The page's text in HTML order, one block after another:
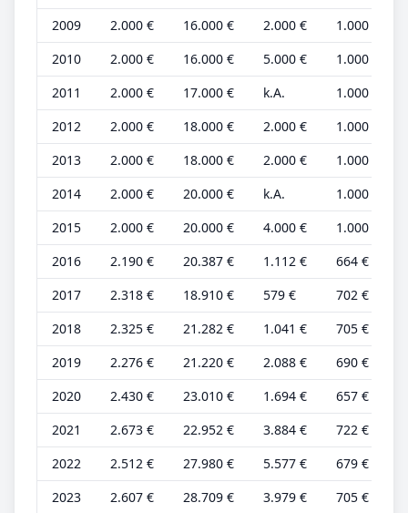
2009
2.000 € 16.000 € 2.000 €
1.000 €
2010
2.000 € 16.000 € 5.000 €
1.000 €
2011
2.000 € 17.000 € k.A.
1.000 €
2012
2.000 € 18.000 € 2.000 €
1.000 €
2013
2.000 € 18.000 € 2.000 €
1.000 €
2014
2.000 € 20.000 € k.A.
1.000 €
2015
2.000 € 20.000 € 4.000 €
1.000 €
2016
2.190 € 20.387 € 1.112 €
664 €
2017
2.318 € 18.910 € 579 €
702 €
2018
2.325 € 21.282 € 1.041 €
705 €
2019
2.276 € 21.220 € 2.088 €
690 €
2020
2.430 € 23.010 € 1.694 €
657 €
2021
2.673 € 22.952 € 3.884 €
722 €
2022
2.512 € 27.980 € 5.577 €
679 €
2023
2.607 € 28.709 € 3.979 €
705 €